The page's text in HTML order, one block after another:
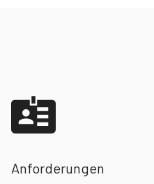
Anforderungen